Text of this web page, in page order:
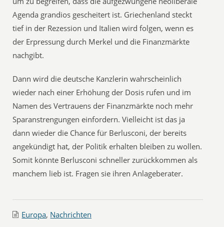
Agenda grandios gescheitert ist. Griechenland steckt
tief in der Rezession und Italien wird folgen, wenn es
der Erpressung durch Merkel und die Finanzmärkte
nachgibt.
Dann wird die deutsche Kanzlerin wahrscheinlich
wieder nach einer Erhöhung der Dosis rufen und im
Namen des Vertrauens der Finanzmärkte noch mehr
Sparanstrengungen einfordern. Vielleicht ist das ja
dann wieder die Chance für Berlusconi, der bereits
angekündigt hat, der Politik erhalten bleiben zu wollen.
Somit könnte Berlusconi schneller zurückkommen als
manchem lieb ist. Fragen sie ihren Anlageberater.
Europa, Nachrichten